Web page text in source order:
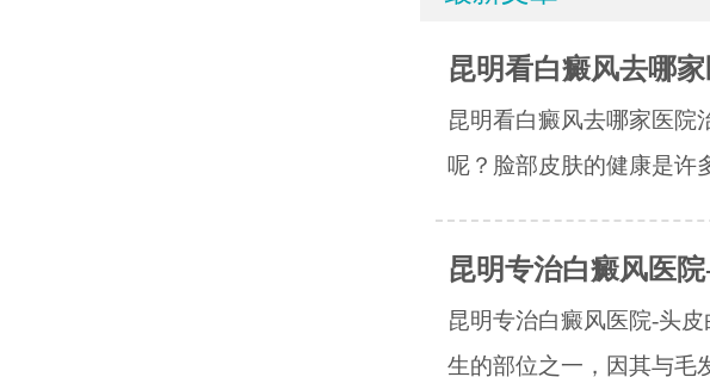
昆明看白癜风去哪
昆明看白癜风去哪家医院
呢？脸部皮肤的健康是许
昆明专治白癜风医
昆明专治白癜风医院-头
生的部位之一，因其与毛